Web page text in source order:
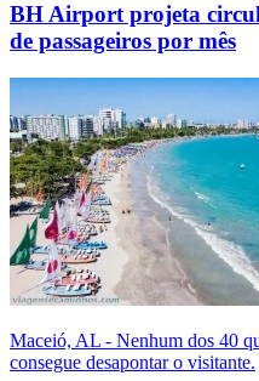
BH Airport projeta
de passageiros por mês
Maceió, AL - Nenhum dos 40
consegue desapontar o visitante.